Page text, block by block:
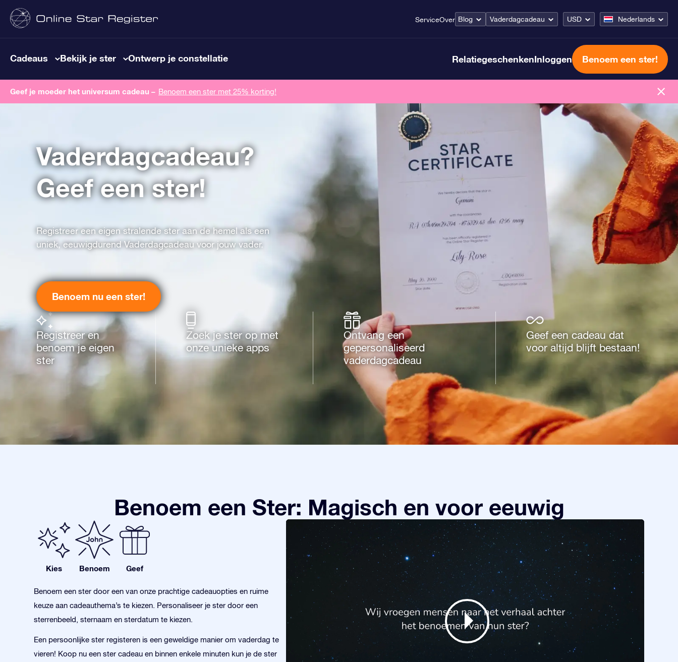
ServiceOver Blog Vaderdagcadeau USD Nederlands
Cadeaus Bekijk je ster Ontwerp je constellatie RelatiegeschenkenInloggen Benoem een ster!
Geef je moeder het universum cadeau – Benoem een ​​ster met 25% korting!
Vaderdagcadeau?
Geef een ster!
Registreer een eigen stralende ster aan de hemel als een
uniek, eeuwigdurend Vaderdagcadeau voor jouw vader.
Benoem nu een ster!
Registreer en
benoem je eigen
ster
Zoek je ster op met
onze unieke apps
Ontvang een
gepersonaliseerd
vaderdagcadeau
Geef een cadeau dat
voor altijd blijft bestaan!
Benoem een Ster: Magisch en voor eeuwig
Kies Benoem Geef
Benoem een ster door een van onze prachtige cadeauopties en ruime
keuze aan cadeauthema’s te kiezen. Personaliseer je ster door een
sterrenbeeld, sternaam en sterdatum te kiezen.
Een persoonlijke ster registeren is een geweldige manier om vaderdag te
vieren! Koop nu een ster cadeau en binnen enkele minuten kun je de ster